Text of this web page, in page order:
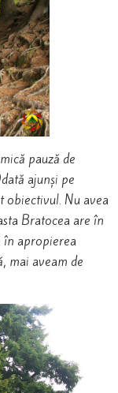
pauză de
ajunși pe
Nu avea
Bratocea are în
în apropierea
mai aveam de